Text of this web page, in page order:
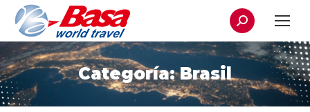
Buscar:
Categoría:Brasil